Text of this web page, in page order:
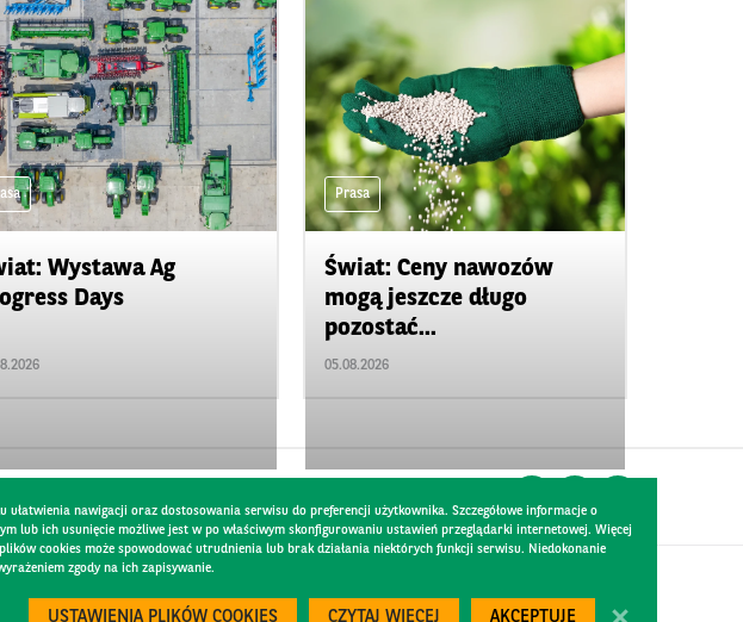
Wystawa Ag
Days
Prasa
Świat: Ceny nawozów
mogą jeszcze długo
pozostać...
05.08.2026
nawigacji oraz dostosowania serwisu do preferencji użytkownika. Szczegółowe informacje o
lub ich usunięcie możliwe jest w po właściwym skonfigurowaniu ustawień przeglądarki internetowej. Więcej
cookies może spowodować utrudnienia lub brak działania niektórych funkcji serwisu. Niedokonanie
zgody na ich zapisywanie.
USTAWIENIA PLIKÓW COOKIES CZYTAJ WIĘCEJ AKCEPTUJĘ
Created by 300.codes